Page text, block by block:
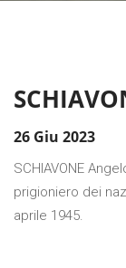
26 Giu 2023
SCHIAVONE
prigioniero dei
aprile 1945.